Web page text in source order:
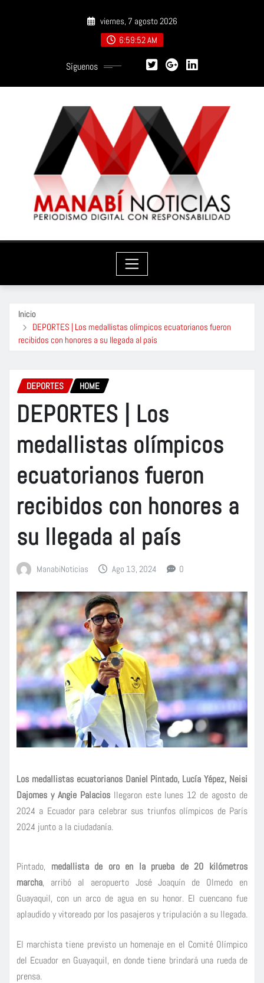
viernes, 7 agosto 2026
6:59:54 AM
Síguenos
Inicio
DEPORTES | Los medallistas olímpicos ecuatorianos fueron
recibidos con honores a su llegada al país
DEPORTES HOME
DEPORTES | Los
medallistas olímpicos
ecuatorianos fueron
recibidos con honores a
su llegada al país
ManabiNoticias Ago 13, 2024 0
Los medallistas ecuatorianos Daniel Pintado, Lucía Yépez, Neisi
Dajomes y Angie Palaciosllegaron este lunes 12 de agosto de
2024 a Ecuador para celebrar sus triunfos olímpicos de París
2024 junto a la ciudadanía.
Pintado, medallista de oro en la prueba de 20 kilómetros
marcha, arribó al aeropuerto José Joaquín de Olmedo en
Guayaquil, con un arco de agua en su honor. El cuencano fue
aplaudido y vitoreado por los pasajeros y tripulación a su llegada.
El marchista tiene previsto un homenaje en el Comité Olímpico
del Ecuador en Guayaquil, en donde tiene brindará una rueda de
prensa.